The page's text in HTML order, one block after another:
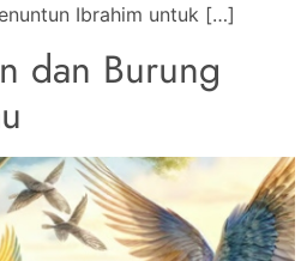
Ibrahim untuk […]
dan Burung